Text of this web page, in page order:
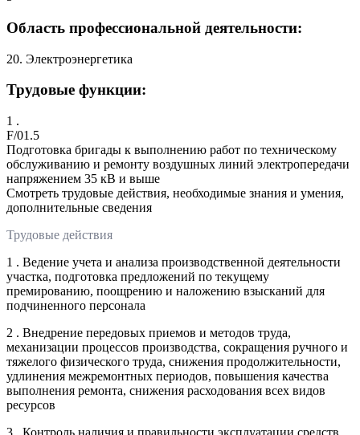
Область профессиональной деятельности:
20. Электроэнергетика
Трудовые функции:
1 .
F/01.5
Подготовка бригады к выполнению работ по техническому
обслуживанию и ремонту воздушных линий электропередачи
напряжением 35 кВ и выше
Смотреть трудовые действия, необходимые знания и умения,
дополнительные сведения
Трудовые действия
1 . Ведение учета и анализа производственной деятельности
участка, подготовка предложений по текущему
премированию, поощрению и наложению взысканий для
подчиненного персонала
2 . Внедрение передовых приемов и методов труда,
механизации процессов производства, сокращения ручного и
тяжелого физического труда, снижения продолжительности,
удлинения межремонтных периодов, повышения качества
выполнения ремонта, снижения расходования всех видов
ресурсов
3 . Контроль наличия и правильности эксплуатации средств